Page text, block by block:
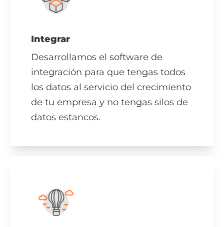
Integrar
Desarrollamos el software de
integración para que tengas todos
los datos al servicio del crecimiento
de tu empresa y no tengas silos de
datos estancos.